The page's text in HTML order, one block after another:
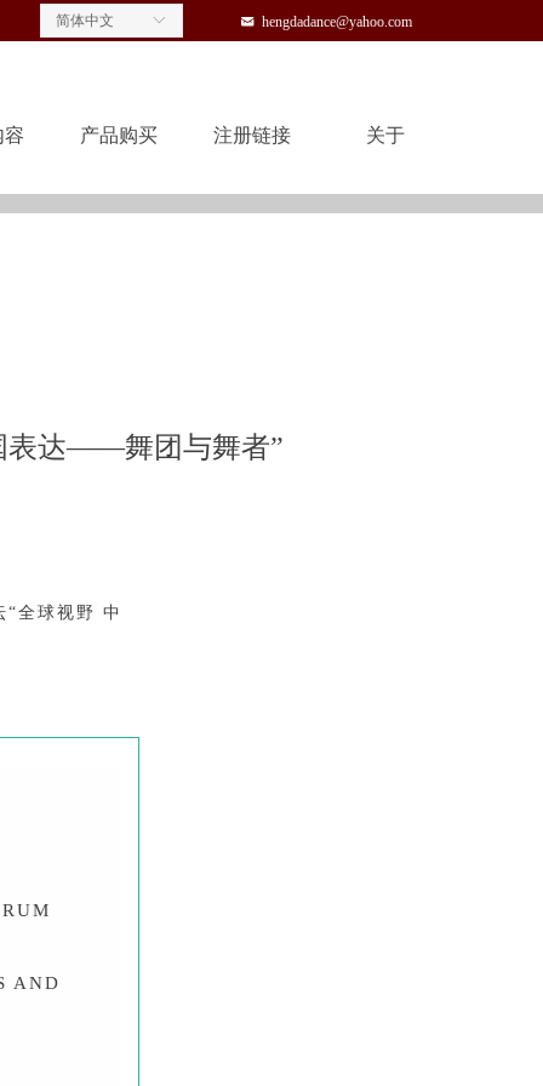
낂 hengdadance@yahoo.com
容
产品购买
注册链接
关于
ꀅ
简体中文
表达——舞团与舞者”
全球视野 中
AND